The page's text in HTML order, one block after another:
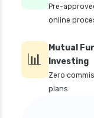
Pre-
online
📊
Mutual
Investing
Zero
plans